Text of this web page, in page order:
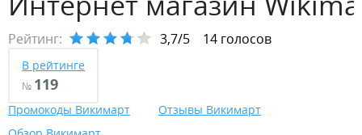
Рейтинг: 3,7/5 14 голосов
В рейтинге
№ 119
Промокоды Викимарт
Отзывы Викимарт